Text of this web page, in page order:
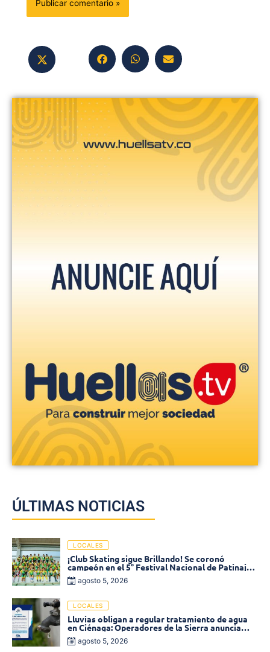
ÚLTIMAS NOTICIAS
LOCALES
¡Club Skating sigue Brillando! Se coronó
campeón en el 5° Festival Nacional de Patinaje
«Soledad sobre Ruedas»
agosto 5, 2026
LOCALES
Lluvias obligan a regular tratamiento de agua
en Ciénaga: Operadores de la Sierra anuncia
baja presión en varios sectores
agosto 5, 2026